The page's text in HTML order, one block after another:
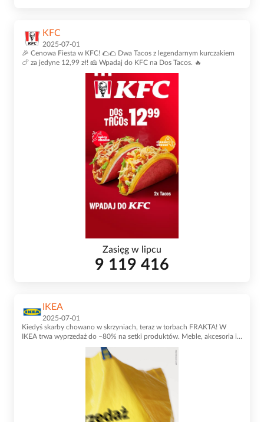
KFC
2025-07-01
🎉 Cenowa Fiesta w KFC! 🌮🌮 Dwa Tacos z legendarnym kurczakiem
🍗 za jedyne 12,99 zł! 🧀 Wpadaj do KFC na Dos Tacos. 🔥
Zasięg w lipcu
9 119 416
IKEA
2025-07-01
Kiedyś skarby chowano w skrzyniach, teraz w torbach FRAKTA! W
IKEA trwa wyprzedaż do –80% na setki produktów. Meble, akcesoria i
dodatki czekają w sklepach i na IKEA.pl!